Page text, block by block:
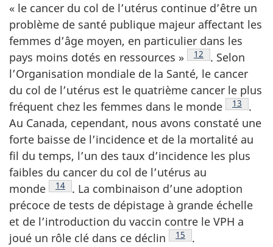
« le cancer du col de l’utérus continue d’être un
problème de santé publique majeur affectant les
femmes d’âge moyen, en particulier dans les
pays moins dotés en ressources » Note de bas de
12 . Selon
l’Organisation mondiale de la Santé, le cancer
du col de l’utérus est le quatrième cancer le plus
fréquent chez les femmes dans le monde Note de
13
.
Au Canada, cependant, nous avons constaté une
forte baisse de l’incidence et de la mortalité au
fil du temps, l’un des taux d’incidence les plus
faibles du cancer du col de l’utérus au
monde
Note de bas de page
14 . La combinaison d’une adoption
précoce de tests de dépistage à grande échelle
et de l’introduction du vaccin contre le VPH a
joué un rôle clé dans ce déclin Note de bas de page
15
.